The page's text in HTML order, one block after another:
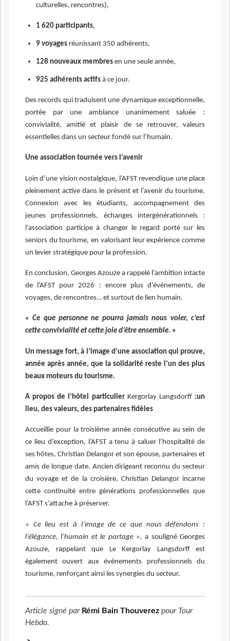
culturelles, rencontres),
1 620 participants,
9 voyagesréunissant 350 adhérents,
128 nouveaux membresen une seule année,
925 adhérents actifsà ce jour.
Des records qui traduisent une dynamique exceptionnelle,
portée par une ambiance unanimement saluée :
convivialité, amitié et plaisir de se retrouver, valeurs
essentielles dans un secteur fondé sur l’humain.
Une association tournée vers l’avenir
Loin d’une vision nostalgique, l’AFST revendique une place
pleinement active dans le présent et l’avenir du tourisme.
Connexion avec les étudiants, accompagnement des
jeunes professionnels, échanges intergénérationnels :
l’association participe à changer le regard porté sur les
seniors du tourisme, en valorisant leur expérience comme
un levier stratégique pour la profession.
En conclusion, Georges Azouze a rappelé l’ambition intacte
de l’AFST pour 2026 : encore plus d’événements, de
voyages, de rencontres… et surtout de lien humain.
« Ce que personne ne pourra jamais nous voler, c’est
cette convivialité et cette joie d’être ensemble. »
Un message fort, à l’image d’une association qui prouve,
année après année, que la solidarité reste l’un des plus
beaux moteurs du tourisme.
A propos de l’hôtel particulier Kergorlay Langsdorff :un
lieu, des valeurs, des partenaires fidèles
Accueillie pour la troisième année consécutive au sein de
ce lieu d’exception, l’AFST a tenu à saluer l’hospitalité de
ses hôtes, Christian Delangor et son épouse, partenaires et
amis de longue date. Ancien dirigeant reconnu du secteur
du voyage et de la croisière, Christian Delangor incarne
cette continuité entre générations professionnelles que
l’AFST s’attache à préserver.
« Ce lieu est à l’image de ce que nous défendons :
l’élégance, l’humain et le partage », a souligné Georges
Azouze, rappelant que Le Kergorlay Langsdorff est
également ouvert aux événements professionnels du
tourisme, renforçant ainsi les synergies du secteur.
Article signé par Rémi Bain Thouverez pour Tour
Hebdo.